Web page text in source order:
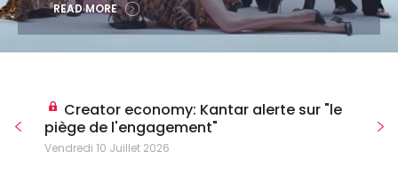
READ MORE
Creator economy: Kantar alerte sur "le
piège de l'engagement"
Vendredi 10 Juillet 2026